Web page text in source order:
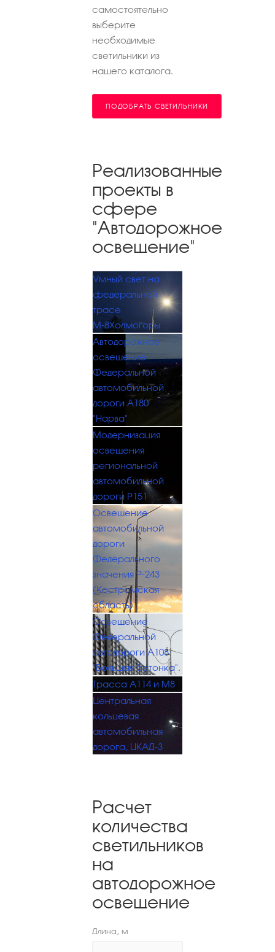
самостоятельно
выберите
необходимые
светильники из
нашего каталога.
ПОДОБРАТЬ СВЕТИЛЬНИКИ
Реализованные
проекты в
сфере
"Автодорожное
освещение"
Умный свет на
федеральной
трасе
М-8Холмогоры
Автодорожное
освещение
Федеральной
автомобильной
дороги А180
"Нарва"
Модернизация
освещения
региональной
автомобильной
дороги Р151
Освещение
автомобильной
дороги
Федерального
значения Р-243
(Костромская
область)
Освещение
Федеральной
автодороги А108
"Большая бетонка".
Трасса А114 и М8
Центральная
кольцевая
автомобильная
дорога, ЦКАД-3
Расчет
количества
светильников
на
автодорожное
освещение
Длина, м